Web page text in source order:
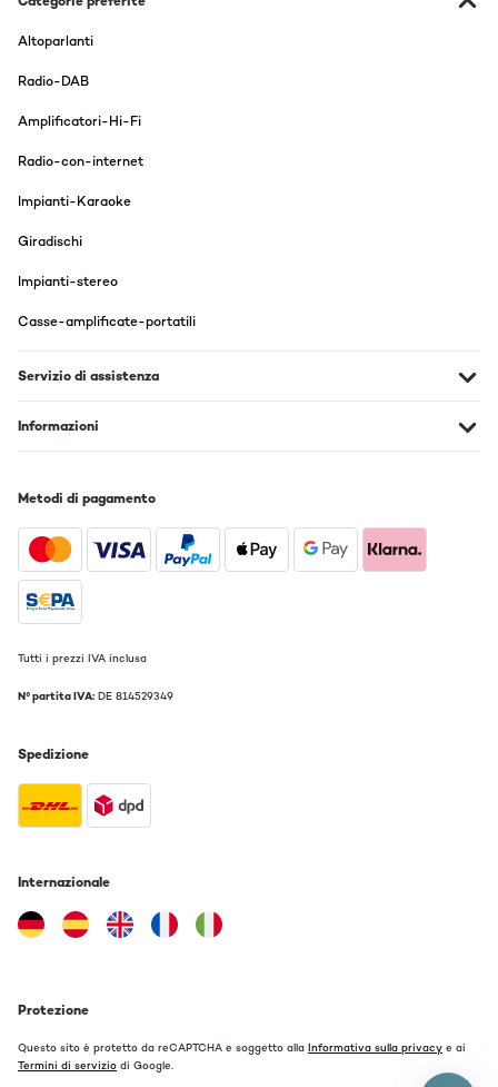
Altoparlanti
Radio-DAB
Amplificatori-Hi-Fi
Radio-con-internet
Impianti-Karaoke
Giradischi
Impianti-stereo
Casse-amplificate-portatili
Servizio di assistenza
Informazioni
Metodi di pagamento
Tutti i prezzi IVA inclusa
N° partita IVA: DE 814529349
Spedizione
Internazionale
Protezione
Questo sito è protetto da reCAPTCHA e soggetto alla Informativa sulla privacy e ai
Termini di servizio di Google.